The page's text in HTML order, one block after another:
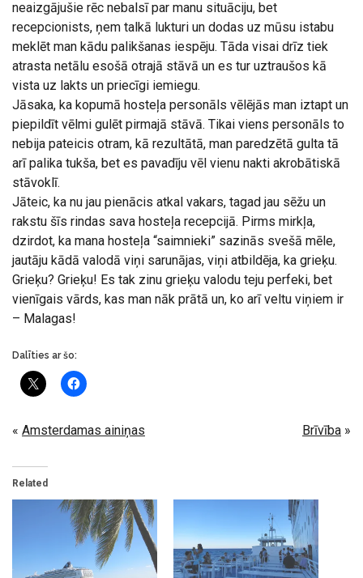
neaizgājušie rēc nebalsī par manu situāciju, bet
recepcionists, ņem talkā lukturi un dodas uz mūsu istabu
meklēt man kādu palikšanas iespēju. Tāda visai drīz tiek
atrasta netālu esošā otrajā stāvā un es tur uztraušos kā
vista uz lakts un priecīgi iemiegu.
Jāsaka, ka kopumā hosteļa personāls vēlējās man iztapt un
piepildīt vēlmi gulēt pirmajā stāvā. Tikai viens personāls to
nebija pateicis otram, kā rezultātā, man paredzētā gulta tā
arī palika tukša, bet es pavadīju vēl vienu nakti akrobātiskā
stāvoklī.
Jāteic, ka nu jau pienācis atkal vakars, tagad jau sēžu un
rakstu šīs rindas sava hosteļa recepcijā. Pirms mirkļa,
dzirdot, ka mana hosteļa “saimnieki” sazinās svešā mēle,
jautāju kādā valodā viņi sarunājas, viņi atbildēja, ka grieķu.
Grieķu? Grieķu! Es tak zinu grieķu valodu teju perfeki, bet
vienīgais vārds, kas man nāk prātā un, ko arī veltu viņiem ir
– Malagas!
Dalīties ar šo:
« Amsterdamas ainiņas Brīvība »
Related